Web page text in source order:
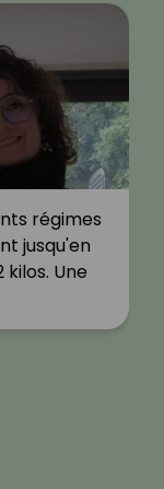
régimes
jusqu'en
kilos. Une